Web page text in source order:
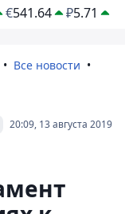
€541.64 ₽5.71
Все новости
20:09, 13 августа 2019